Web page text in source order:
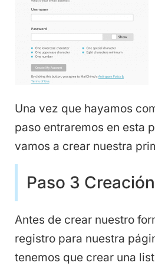
Una vez que hayamos
paso entraremos en esta
vamos a crear nuestra
Paso 3
Antes de crear nuestro
registro para nuestra
tenemos que crear una